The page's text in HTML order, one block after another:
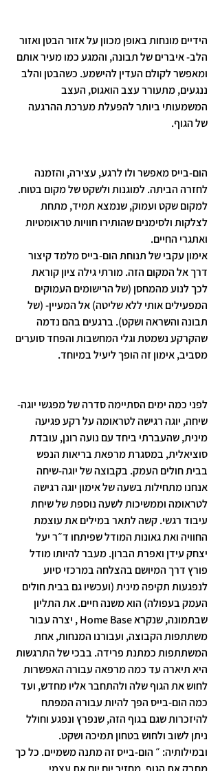
הידיים מונחות באופן מכוון על אזור הבטן ואזור
הלב- איברים של תבונה, והמגע כמו מעיר אותם
ומאפשר לקולם העדין להישמע. כשהבטן והלב
ננגעים, מתעורר עצב הואגוס, העצב
המשמעותי ביותר להפעלת מערכת ההרגעה
של הגוף.
הום-בייס מאפשר ולו לרגע, עצירה, והזמנה
לחזרה הביתה. למוגנות ולשקט של מקום בטוח.
למקום שקט ועמוק, שנמצא תמיד, מתחת
לצלקות ולסימנים שהותירו חוויות טראומטיות
ואתגרי החיים.
אימון עקבי של תנוחת הום-בייס מלמד קיצור
דרך אל המקום הזה. מורתי גילה ציון קוראת
לכך לנוע מהמחסן (של הרישומים העמוקים
המפעילים אותי ללא שליטה) אל המעיין- (של
תבונה והשראה ושקט). ברגעים בהם נדמה
שהקרקע נשמטת וגלי המחשבות והפחד סוערים
מסביב, אימון זה הופך ליעיל במיוחד.
לפני כמה ימים הסתיימה סדרה של מפגשי יוגה-
שיחה, יוגה רגישה לטראומה על רקע פגיעה
מינית, שהעברתי ביחד עם נועה רונן, עובדת
סוציאלית, במסגרת מרפאת בריאות הנפש
בבית חולים העמק. בקבוצה של יוגה-שיחה
אנחנו מתחילות בשעה של אימון יוגה רגישה
לטראומה וממשיכות לשעה נוספת של שיחת
עיבוד רגשי. קשה לתאר במילים את עוצמת
החוויה ואת גאונות המודל שפיתחו ד״ר יעל
יצחק עידן ואפרת הברון. מעבר להיותו מודל
פורץ דרך המיושם בהצלחה במרכזי סיוע
לנפגעות תקיפה מינית (ועכשיו גם בבית חולים
העמק בעפולה) הוא משנה חיים. את התליון
שבתמונה, שנקרא Home Base , יצרה עבור
משתתפות הקבוצה, ועבורנו המנחות, אחת
המשתתפות כמתנת פרידה. בבכי של התרגשות
היא תיארה עד כמה מרפאה עבורה האפשרות
לחוש את הגוף שלה ולהתחבר אליו מחדש, ועד
כמה הום-בייס הפך להיות עבורה המפתח
להיזכרות שגם בגוף הזה, שנפרץ ונפגע וחולל
ניתן לשוב ולחוש בטחון תמיכה ושקט.
ובמילותיה: ״ הום-בייס זה מתנה משמיים. כל כך